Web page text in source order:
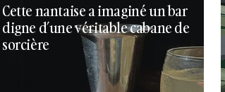
Cette nantaise a imaginé un bar
digne d’une véritable cabane de
sorcière